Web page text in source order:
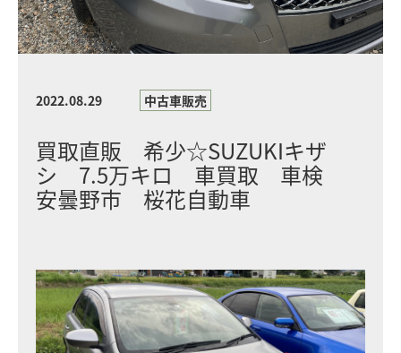
2022.08.29 中古車販売
買取直販 希少☆SUZUKIキザ
シ 7.5万キロ 車買取 車検
安曇野市 桜花自動車